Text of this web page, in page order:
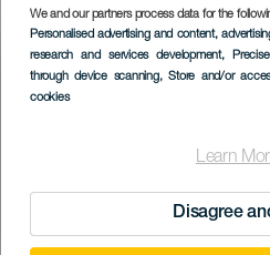
We and our partners process data for the
Personalised advertising and content,
research and services development,
through device scanning, Store and/or
cookies
Learn
Disagree
Imagen
Listado